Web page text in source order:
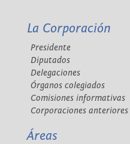
La Corporación
Presidente
Diputados
Delegaciones
Órganos colegiados
Comisiones informativas
Corporaciones anteriores
Áreas